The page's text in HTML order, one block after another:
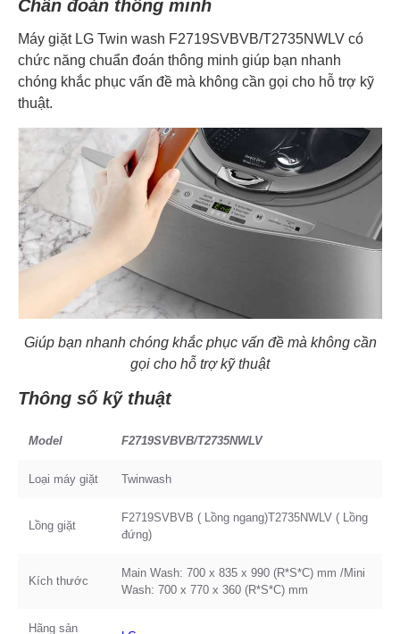
Chẩn đoán thông minh
Máy giặt LG Twin wash F2719SVBVB/T2735NWLV có
chức năng chuẩn đoán thông minh giúp bạn nhanh
chóng khắc phục vấn đề mà không cần gọi cho hỗ trợ kỹ
thuật.
Giúp bạn nhanh chóng khắc phục vấn đề mà không cần
gọi cho hỗ trợ kỹ thuật
Thông số kỹ thuật
Model F2719SVBVB/T2735NWLV
Loại máy giặt Twinwash
Lồng giặt
F2719SVBVB ( Lồng ngang)T2735NWLV ( Lồng
đứng)
Kích thước
Main Wash: 700 x 835 x 990 (R*S*C) mm /Mini
Wash: 700 x 770 x 360 (R*S*C) mm
Hãng sản